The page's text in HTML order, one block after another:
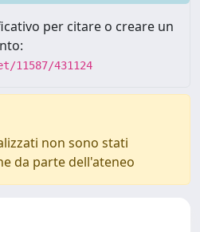
per citare o creare un
431124
non sono stati
da parte dell'ateneo